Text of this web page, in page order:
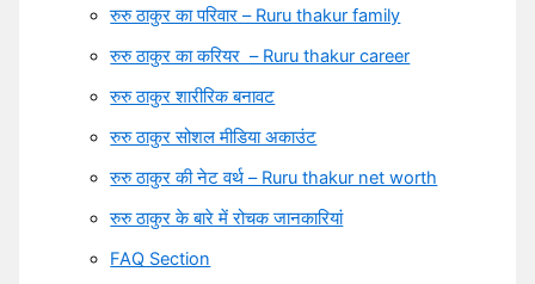
रुरु ठाकुर का परिवार – Ruru thakur family
रुरु ठाकुर का करियर – Ruru thakur career
रुरु ठाकुर शारीरिक बनावट
रुरु ठाकुर सोशल मीडिया अकाउंट
रुरु ठाकुर की नेट वर्थ – Ruru thakur net worth
रुरु ठाकुर के बारे में रोचक जानकारियां
FAQ Section